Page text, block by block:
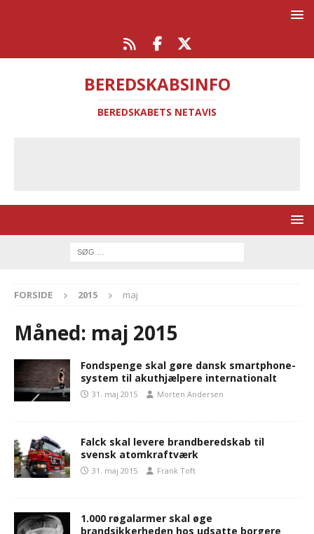
BEREDSKABSINFO
BEREDSKABETS NETAVIS
FORSIDE 2015 maj
Måned: maj 2015
Fondspenge skal gøre dansk smartphone-
system til akuthjælpere internationalt
31. maj 2015 Morten Andersen
Falck skal levere brandberedskab til
svensk atomkraftværk
31. maj 2015 Frank Toft
1.000 røgalarmer skal øge
brandsikkerheden hos udsatte borgere